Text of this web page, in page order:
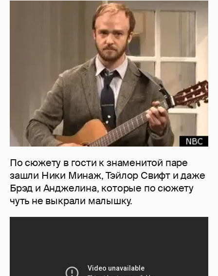
По сюжету в гости к знаменитой паре
зашли Ники Минаж, Тэйлор Свифт и даже
Брэд и Анджелина, которые по сюжету
чуть не выкрали малышку.